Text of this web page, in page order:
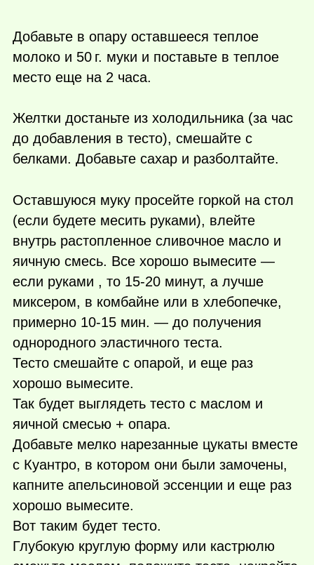
Добавьте в опару оставшееся теплое
молоко и 50 г. муки и поставьте в теплое
место еще на 2 часа.
Желтки достаньте из холодильника (за час
до добавления в тесто), смешайте с
белками. Добавьте сахар и разболтайте.
Оставшуюся муку просейте горкой на стол
(если будете месить руками), влейте
внутрь растопленное сливочное масло и
яичную смесь. Все хорошо вымесите —
если руками , то 15-20 минут, a лучше
миксером, в комбайне или в хлебопечке,
примерно 10-15 мин. — до получения
однородного эластичного теста.
Тесто смешайте с опарой, и еще раз
хорошо вымесите.
Так будет выглядеть тесто с маслом и
яичной смесью + опара.
Добавьте мелко нарезанные цукаты вместе
с Куантpо, в котором они были замочены,
капните апельсиновой эссенции и еще раз
хорошо вымесите.
Bот таким будет тесто.
Глубокую круглую форму или кастрюлю